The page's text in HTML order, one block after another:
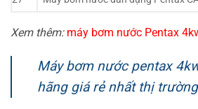
Xem thêm: máy bơm nước Pentax
Máy bơm nước pentax
hãng giá rẻ nhất thị trường